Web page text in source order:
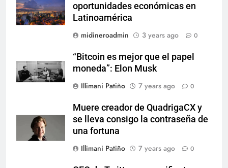
oportunidades económicas en
Latinoamérica
midineroadmin
3 years ago 0
“Bitcoin es mejor que el papel
moneda”: Elon Musk
Illimani Patiño
7 years ago 0
Muere creador de QuadrigaCX y
se lleva consigo la contraseña de
una fortuna
Illimani Patiño
7 years ago 0